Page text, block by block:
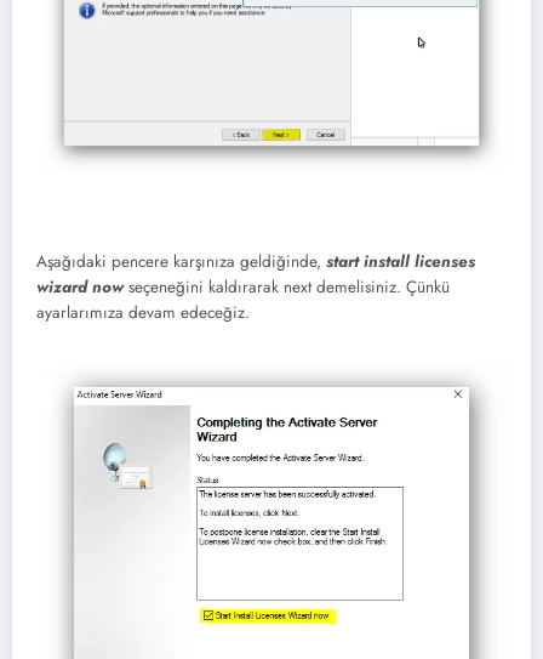
Aşağıdaki pencere karşınıza geldiğinde, start install licenses
wizard nowseçeneğini kaldırarak next demelisiniz. Çünkü
ayarlarımıza devam edeceğiz.